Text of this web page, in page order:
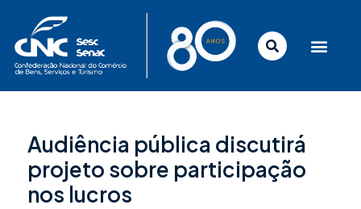
conteúdo
Audiência pública discutirá
projeto sobre participação
nos lucros